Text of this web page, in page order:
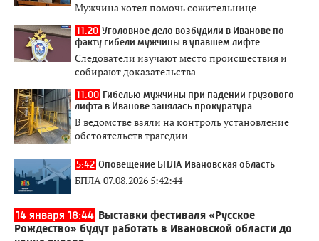
Мужчина хотел помочь сожительнице
11:20 Уголовное дело возбудили в Иванове по
факту гибели мужчины в упавшем лифте
Следователи изучают место происшествия и
собирают доказательства
11:00 Гибелью мужчины при падении грузового
лифта в Иванове занялась прокуратура
В ведомстве взяли на контроль установление
обстоятельств трагедии
5:42 Оповещение БПЛА Ивановская область
БПЛА 07.08.2026 5:42:44
14 января 18:44 Выставки фестиваля «Русское
Рождество» будут работать в Ивановской области до